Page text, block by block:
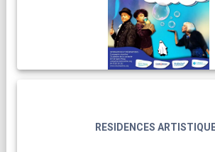
RESIDENCES